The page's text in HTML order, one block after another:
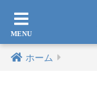
ホーム